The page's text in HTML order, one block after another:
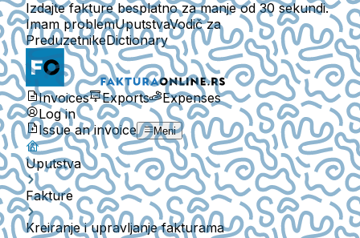
Izdajte fakture besplatno za manje od 30 sekundi.
Imam problemUputstvaVodič za
PreduzetnikeDictionary
Invoices Exports
Expenses
Log in
Issue an invoice
Meni
Uputstva
Fakture
Kreiranje i upravljanje fakturama